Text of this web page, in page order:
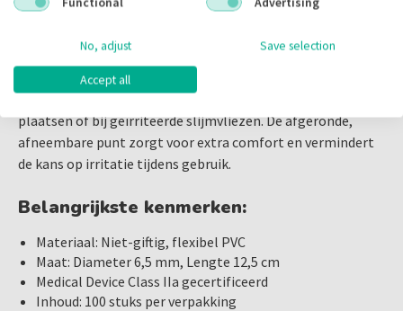
Monoart Speekselzuigers Transparant bieden u de kwaliteit
laten verlopen. Kies voor betrouwbaarheid en comfort met
deze essentiële toevoeging aan uw praktijk.
Bestel vandaag nog en ervaar zelf het verschil!
comfortabel zijn voor uw patiënten.
de speekselzuiger in de gewenste hoek te buigen, waardoor
u altijd de juiste positionering kunt bereiken. Dit maakt ze
bijzonder geschikt voor werk op moeilijk bereikbare
plaatsen of bij geïrriteerde slijmvliezen. De afgeronde,
afneembare punt zorgt voor extra comfort en vermindert
de kans op irritatie tijdens gebruik.
Belangrijkste kenmerken:
Materiaal: Niet-giftig, flexibel PVC
Maat: Diameter 6,5 mm, Lengte 12,5 cm
Medical Device Class IIa gecertificeerd
Inhoud: 100 stuks per verpakking
No, adjust Save selection
Accept all